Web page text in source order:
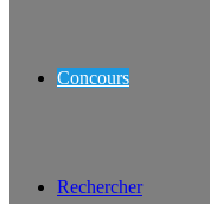
Concours
Rechercher